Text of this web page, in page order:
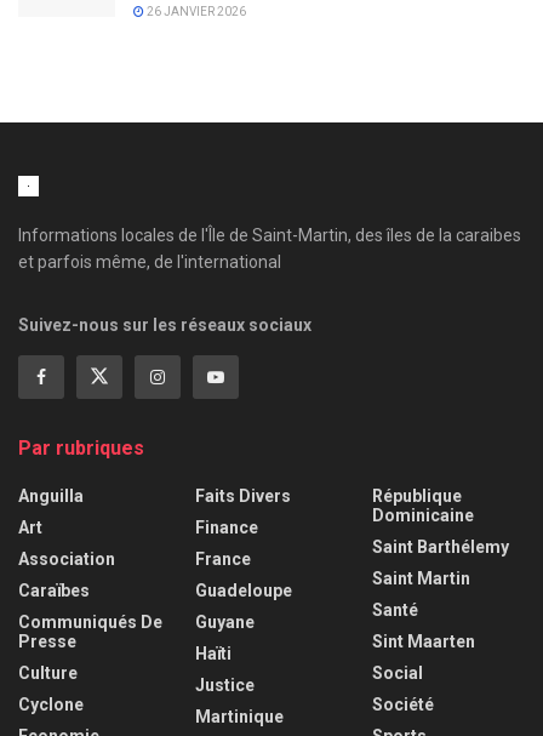
26 JANVIER 2026
Informations locales de l'Île de Saint-Martin, des îles de la caraibes
et parfois même, de l'international
Suivez-nous sur les réseaux sociaux
Par rubriques
Anguilla
Art
Association
Caraïbes
Communiqués De
Presse
Culture
Cyclone
Faits Divers
Finance
France
Guadeloupe
Guyane
Haïti
Justice
Martinique
République
Dominicaine
Saint Barthélemy
Saint Martin
Santé
Sint Maarten
Social
Société